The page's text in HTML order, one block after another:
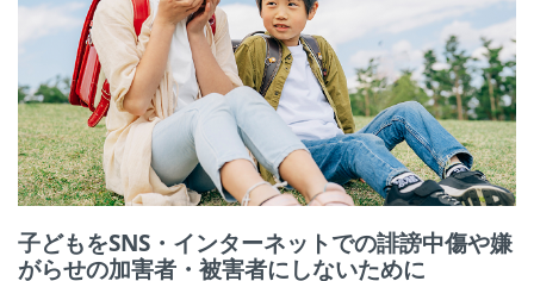
子どもをSNS・インターネットでの誹謗中傷や嫌
がらせの加害者・被害者にしないために